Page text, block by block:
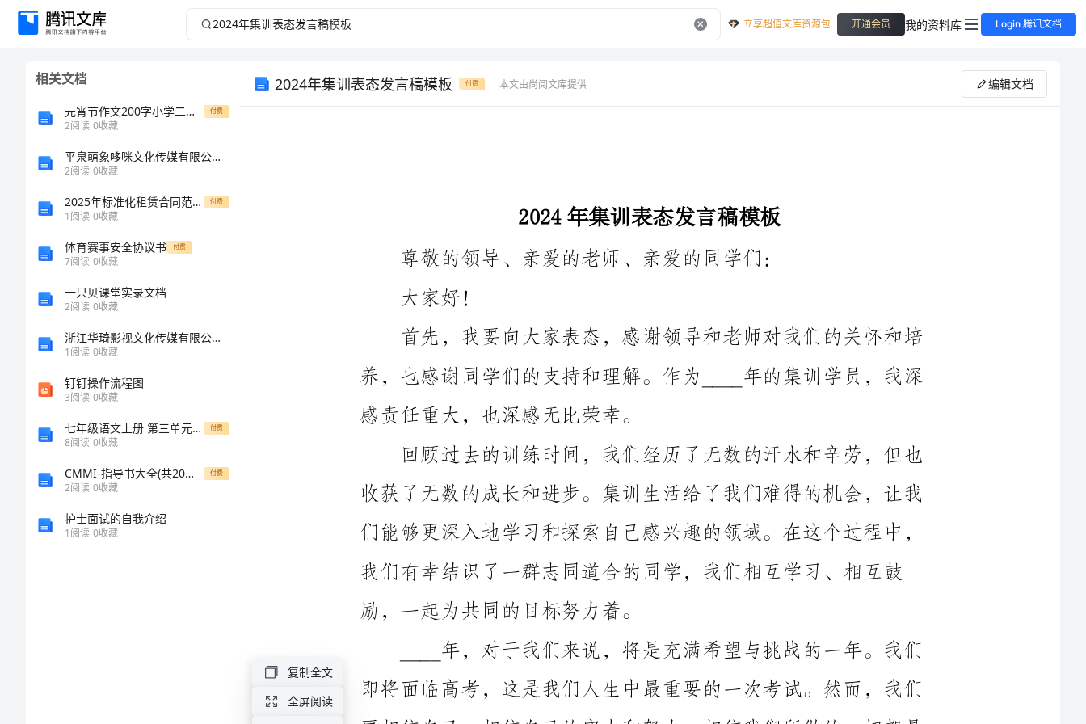
2024
立享超值文库资源包 开通会员 我的资料库 Login 腾讯文档
相关文档
元宵节作文200字小学二年级 付费
2阅读 0收藏
平泉萌象哆咪文化传媒有限公司介绍企业发展分析报告
2阅读 0收藏
2025年标准化租赁合同范本制定 付费
1阅读 0收藏
体育赛事安全协议书 付费
7阅读 0收藏
一只贝课堂实录文档
2阅读 0收藏
浙江华琦影视文化传媒有限公司介绍企业发展分析报告
1阅读 0收藏
钉钉操作流程图
3阅读 0收藏
七年级语文上册 第三单元 10《再塑生命的人》导学案 新人教版 付费
8阅读 0收藏
CMMI-指导书大全(共20个文件)KD-08-工作产品评审指南-CMMI 付费
2阅读 0收藏
护士面试的自我介绍
1阅读 0收藏
2024年集训表态发言稿模板 付费 本文由尚阅文库提供 编辑文档
指导，也锻炼了自己的心理素质和团队合作能力。这些都将成为
我们战胜困难、取得优异成绩的强大支撑。
尊敬的领导、亲爱的老师、亲爱的同学们：
首先，我要向大家表态，感谢领导和老师对我们的关怀和培
感责任重大，也深感无比荣幸。
我们有幸结识了一群志同道合的同学，我们相互学习、相互鼓
励，一起为共同的目标努力着。
____年，对于我们来说，将是充满希望与挑战的一年。我们
要相信自己，相信自己的实力和努力，相信我们所做的一切都是
复制全文
全屏阅读